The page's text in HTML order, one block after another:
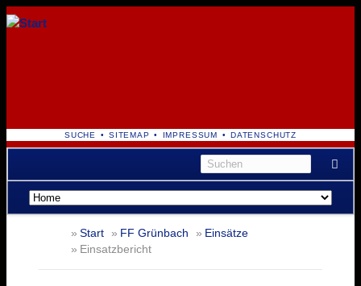
NAVIGATION
ÜBERSPRINGEN
SUCHE SITEMAP IMPRESSUM DATENSCHUTZ
Navigation
überspringen
Start FF Grünbach
Einsätze
Einsatzbericht